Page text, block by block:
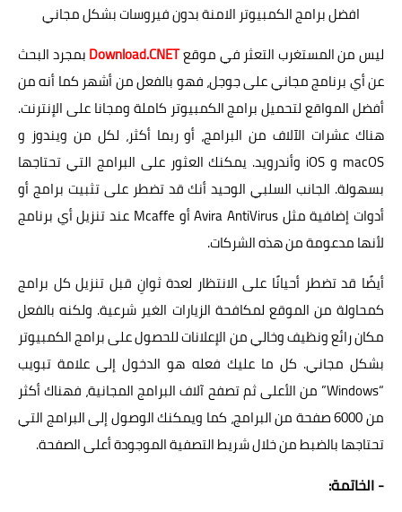
افضل برامج الكمبيوتر الامنة بدون فيروسات بشكل مجاني
ليس من المستغرب التعثر في موقعDownload.CNETبمجرد البحث
عن أي برنامج مجاني على جوجل، فهو بالفعل من أشهر كما أنه من
أفضل المواقع لتحميل برامج الكمبيوتر كاملة ومجانا على الإنترنت.
هناك عشرات الآلاف من البرامج، أو ربما أكثر، لكل من ويندوز و
macOS و iOS وأندرويد. يمكنك العثور على البرامج التي تحتاجها
بسهولة. الجانب السلبي الوحيد أنك قد تضطر على تثبيت برامج أو
أدوات إضافية مثل Avira AntiVirus أو Mcaffe عند تنزيل أي برنامج
لأنها مدعومة من هذه الشركات.
أيضًا قد تضطر أحيانًا على الانتظار لعدة ثوانِ قبل تنزيل كل برامج
كمحاولة من الموقع لمكافحة الزيارات الغير شرعية. ولكنه بالفعل
مكان رائع ونظيف وخالي من الإعلانات للحصول على برامج الكمبيوتر
بشكل مجاني. كل ما عليك فعله هو الدخول إلى علامة تبويب
“Windows” من الأعلى ثم تصفح آلاف البرامج المجانية، فهناك أكثر
من 6000 صفحة من البرامج، كما ويمكنك الوصول إلى البرامج التي
تحتاجها بالضبط من خلال شريط التصفية الموجودة أعلى الصفحة.
- الخاتمة: